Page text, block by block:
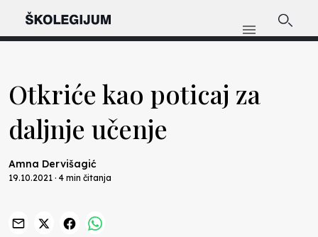
Otkriće kao poticaj za
daljnje učenje
Amna Dervišagić
19.10.2021 · 4 min čitanja